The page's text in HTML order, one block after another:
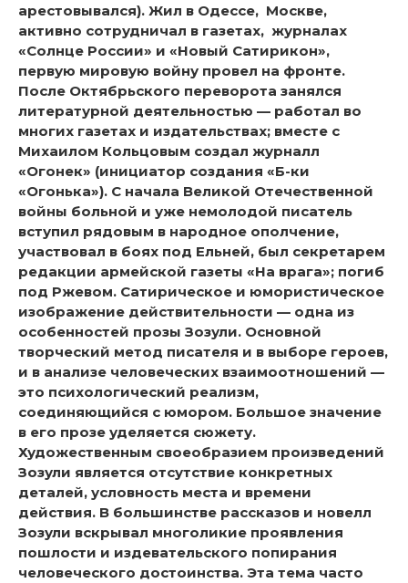
арестовывался). Жил в Одессе, Москве,
активно сотрудничал в газетах, журналах
«Солнце России» и «Новый Сатирикон»,
первую мировую войну провел на фронте.
После Октябрьского переворота занялся
литературной деятельностью — работал во
многих газетах и издательствах; вместе с
Михаилом Кольцовым создал журналл
«Огонек» (инициатор создания «Б-ки
«Огонька»). С начала Великой Отечественной
войны больной и уже немолодой писатель
вступил рядовым в народное ополчение,
участвовал в боях под Ельней, был секретарем
редакции армейской газеты «На врага»; погиб
под Ржевом. Сатирическое и юмористическое
изображение действительности — одна из
особенностей прозы Зозули. Основной
творческий метод писателя и в выборе героев,
и в анализе человеческих взаимоотношений —
это психологический реализм,
соединяющийся с юмором. Большое значение
в его прозе уделяется сюжету.
Художественным своеобразием произведений
Зозули является отсутствие конкретных
деталей, условность места и времени
действия. В большинстве рассказов и новелл
Зозули вскрывал многоликие проявления
пошлости и издевательского попирания
человеческого достоинства. Эта тема часто